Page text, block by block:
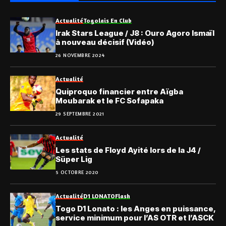
ActualitéTogolais En Club
Irak Stars League / J8 : Ouro Agoro Ismaïl
à nouveau décisif (Vidéo)
26 NOVEMBRE 2024
Actualité
Quiproquo financier entre Aïgba
Moubarak et le FC Sofapaka
29 SEPTEMBRE 2021
Actualité
Les stats de Floyd Ayité lors de la J4 /
Süper Lig
5 OCTOBRE 2020
ActualitéD1 LONATOFlash
Togo D1 Lonato : les Anges en puissance,
service minimum pour l’AS OTR et l’ASCK